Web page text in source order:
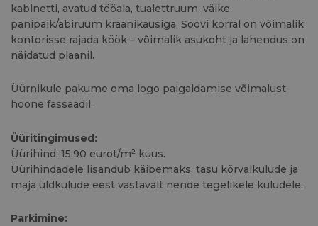
kabinetti, avatud tööala, tualettruum, väike
panipaik/abiruum kraanikausiga. Soovi korral on võimalik
kontorisse rajada köök – võimalik asukoht ja lahendus on
näidatud plaanil.
Üürnikule pakume oma logo paigaldamise võimalust
hoone fassaadil.
Üüritingimused:
Üürihind: 15,90 eurot/m² kuus.
Üürihindadele lisandub käibemaks, tasu kõrvalkulude ja
maja üldkulude eest vastavalt nende tegelikele kuludele.
Parkimine: